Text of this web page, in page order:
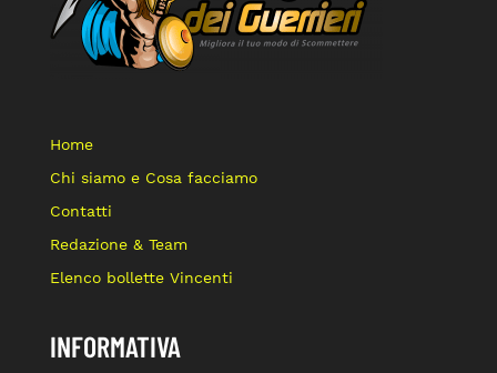
Home
Chi siamo e Cosa facciamo
Contatti
Redazione & Team
Elenco bollette Vincenti
INFORMATIVA